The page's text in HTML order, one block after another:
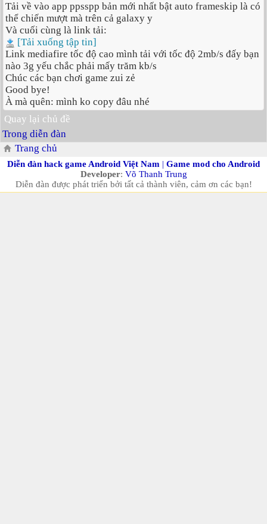
Tải về vào app ppsspp bản mới nhất bật auto frameskip là có
thể chiến mượt mà trên cả galaxy y
Và cuối cùng là link tải:
[Tải xuống tập tin]
Link mediafire tốc độ cao mình tải với tốc độ 2mb/s đấy bạn
nào 3g yếu chắc phải mấy trăm kb/s
Chúc các bạn chơi game zui zẻ
Good bye!
À mà quên: mình ko copy đâu nhé
Quay lại chủ đề
Trong diễn đàn
Trang chủ
Diễn đàn hack game Android Việt Nam | Game mod cho Android
Developer: Võ Thanh Trung
Diễn đàn được phát triển bởi tất cả thành viên, cảm ơn các bạn!